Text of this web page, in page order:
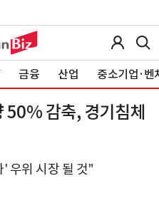
금융 산업 중소기업·벤
50% 감축, 경기침체
우위 시장 될 것"